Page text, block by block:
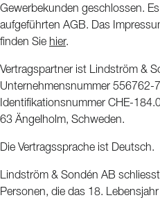
Gewerbekunden geschlossen.
aufgeführten AGB. Das
finden Sie hier.
Vertragspartner ist Lindström &
Unternehmensnummer 556762-
Identifikationsnummer CHE-
63 Ängelholm, Schweden.
Die Vertragssprache ist Deutsch.
Lindström & Sondén AB
Personen, die das 18.